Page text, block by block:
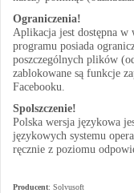
Ograniczenia!
Aplikacja jest dostępna
programu posiada
poszczególnych plików
zablokowane są funkcje
Facebooku.
Spolszczenie!
Polska wersja językowa
językowych systemu
ręcznie z poziomu
Producent: Solvusoft